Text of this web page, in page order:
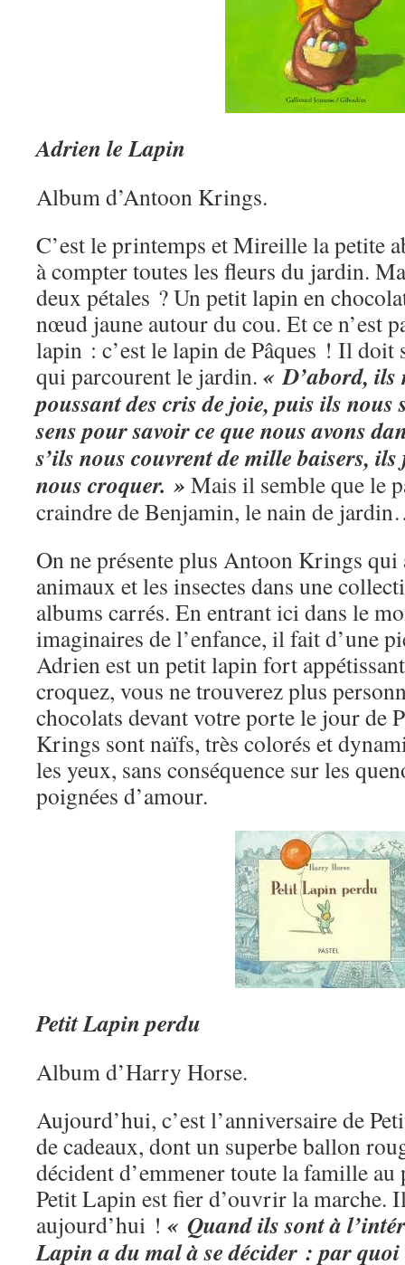
Adrien le Lapin
Album d’Antoon Krings.
C’est le printemps et Mireille la petite
à compter toutes les fleurs du jardin.
deux pétales ? Un petit lapin en
nœud jaune autour du cou. Et ce n’est
lapin : c’est le lapin de Pâques ! Il doit
qui parcourent le jardin. « D’abord, ils
poussant des cris de joie, puis ils nous
sens pour savoir ce que nous avons
s’ils nous couvrent de mille baisers,
nous croquer. » Mais il semble que le
craindre de Benjamin, le nain de
On ne présente plus Antoon Krings qui
animaux et les insectes dans une
albums carrés. En entrant ici dans le
imaginaires de l’enfance, il fait d’une
Adrien est un petit lapin fort
croquez, vous ne trouverez plus
chocolats devant votre porte le jour de
Krings sont naïfs, très colorés et
les yeux, sans conséquence sur les
poignées d’amour.
Petit Lapin perdu
Album d’Harry Horse.
Aujourd’hui, c’est l’anniversaire de
de cadeaux, dont un superbe ballon
décident d’emmener toute la famille au
Petit Lapin est fier d’ouvrir la marche.
aujourd’hui ! « Quand ils sont à
Lapin a du mal à se décider : par